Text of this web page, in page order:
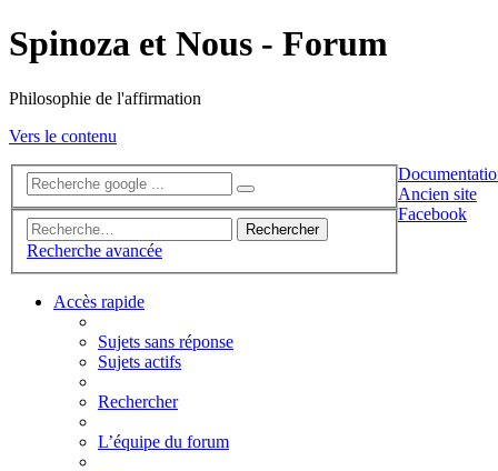
Spinoza et Nous - Forum
Philosophie de l'affirmation
Vers le contenu
Ancien site
Facebook
Rechercher
Recherche avancée
Accès rapide
Sujets sans réponse
Sujets actifs
Rechercher
L’équipe du forum